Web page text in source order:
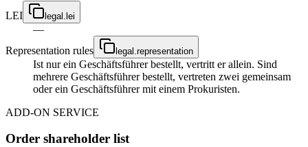
LEI legal.lei
—
Representation rules
legal.representation
Ist nur ein Geschäftsführer bestellt, vertritt er allein. Sind
mehrere Geschäftsführer bestellt, vertreten zwei gemeinsam
oder ein Geschäftsführer mit einem Prokuristen.
ADD-ON SERVICE
Order shareholder list